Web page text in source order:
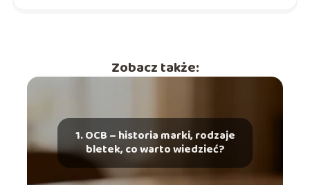
Zobacz także:
1. OCB – historia marki, rodzaje
bletek, co warto wiedzieć?